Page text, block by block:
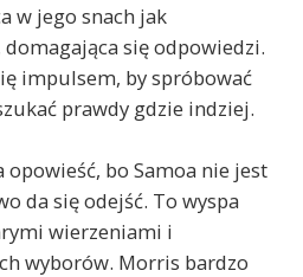
w jego snach jak
się odpowiedzi.
impulsem, by spróbować
prawdy gdzie indziej.
opowieść, bo Samoa nie jest
da się odejść. To wyspa
wierzeniami i
wyborów. Morris bardzo